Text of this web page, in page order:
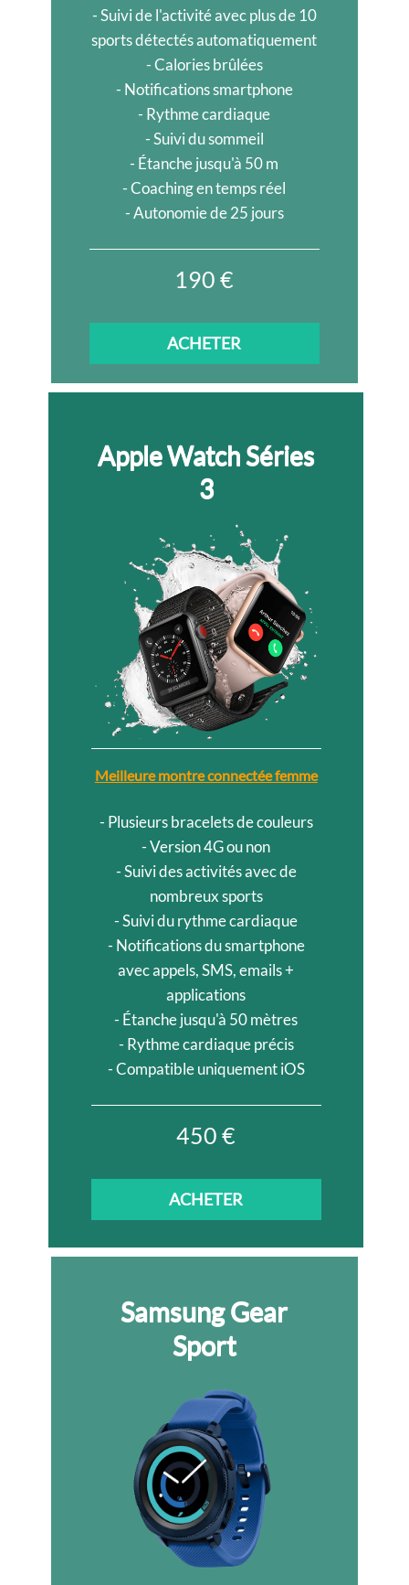
- Suivi de l'activité avec plus de 10
sports détectés automatiquement
- Calories brûlées
- Notifications smartphone
- Rythme cardiaque
- Suivi du sommeil
- Étanche jusqu'à 50 m
- Coaching en temps réel
- Autonomie de 25 jours
190 €
ACHETER
Apple Watch Séries
3
Meilleure montre connectée femme
- Plusieurs bracelets de couleurs
- Version 4G ou non
- Suivi des activités avec de
nombreux sports
- Suivi du rythme cardiaque
- Notifications du smartphone
avec appels, SMS, emails +
applications
- Étanche jusqu'à 50 mètres
- Rythme cardiaque précis
- Compatible uniquement iOS
450 €
ACHETER
Samsung Gear
Sport